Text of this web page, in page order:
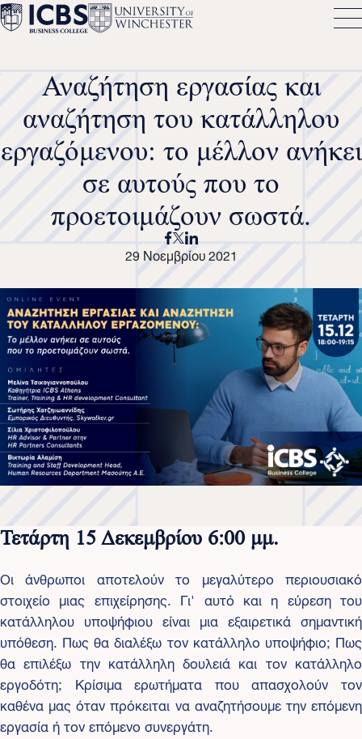
Αναζήτηση εργασίας και
αναζήτηση του κατάλληλου
εργαζόμενου: το μέλλον ανήκει
σε αυτούς που το
προετοιμάζουν σωστά.
29 Νοεμβρίου 2021
Τετάρτη 15 Δεκεμβρίου 6:00 μμ.
Οι άνθρωποι αποτελούν το μεγαλύτερο περιουσιακό
στοιχείο μιας επιχείρησης. Γι' αυτό και η εύρεση του
κατάλληλου υποψήφιου είναι μια εξαιρετικά σημαντική
υπόθεση. Πως θα διαλέξω τον κατάλληλο υποψήφιο; Πως
θα επιλέξω την κατάλληλη δουλειά και τον κατάλληλο
εργοδότη; Κρίσιμα ερωτήματα που απασχολούν τον
καθένα μας όταν πρόκειται να αναζητήσουμε την επόμενη
εργασία ή τον επόμενο συνεργάτη.